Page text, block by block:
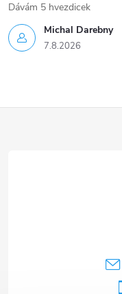
Michal Darebny
7.8.2026
Dávám 5 hvezdicek